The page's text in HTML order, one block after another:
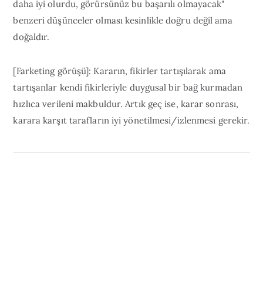
daha iyi olurdu, görürsünüz bu başarılı olmayacak"
benzeri düşünceler olması kesinlikle doğru değil ama
doğaldır.
[Farketing görüşü]: Kararın, fikirler tartışılarak ama
tartışanlar kendi fikirleriyle duygusal bir bağ kurmadan
hızlıca verileni makbuldur. Artık geç ise, karar sonrası,
karara karşıt tarafların iyi yönetilmesi/izlenmesi gerekir.